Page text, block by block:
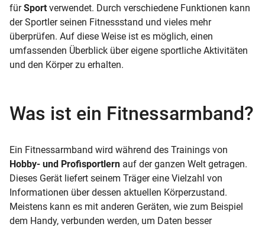
für Sport verwendet. Durch verschiedene Funktionen kann
der Sportler seinen Fitnessstand und vieles mehr
überprüfen. Auf diese Weise ist es möglich, einen
umfassenden Überblick über eigene sportliche Aktivitäten
und den Körper zu erhalten.
Was ist ein Fitnessarmband?
Ein Fitnessarmband wird während des Trainings von
Hobby- und Profisportlern auf der ganzen Welt getragen.
Dieses Gerät liefert seinem Träger eine Vielzahl von
Informationen über dessen aktuellen Körperzustand.
Meistens kann es mit anderen Geräten, wie zum Beispiel
dem Handy, verbunden werden, um Daten besser